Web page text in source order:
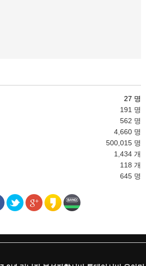
27 명
191 명
562 명
4,660 명
500,015 명
1,434 개
118 개
645 명